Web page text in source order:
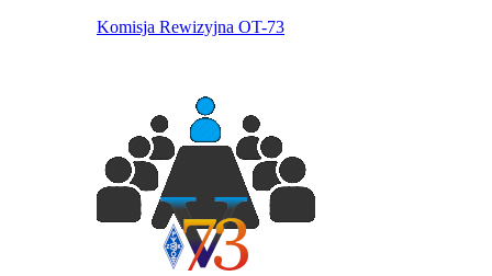
Komisja Rewizyjna OT-73